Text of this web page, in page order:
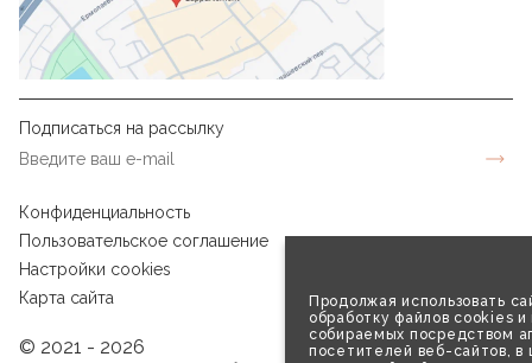
Продолжая использовать
обработку файлов cookies и
собираемых посредством
посетителей веб-сайтов, в
Подписаться на рассылку
Конфиденциальность
Пользовательское соглашение
Настройки cookies
Карта сайта
© 2021 - 2026